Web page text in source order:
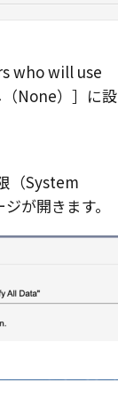
who will use
None）
に設
（System
ジが開きます。